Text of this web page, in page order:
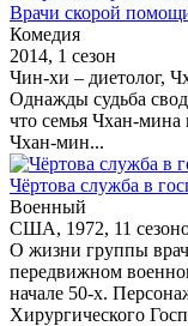
Врачи скорой
Комедия
2014, 1 сезон
Чин-хи – диетолог,
Однажды судьба
что семья Чхан-
Чхан-мин...
Чёртова служба в
Военный
США, 1972, 11
О жизни группы
передвижном
начале 50-х.
Хирургического